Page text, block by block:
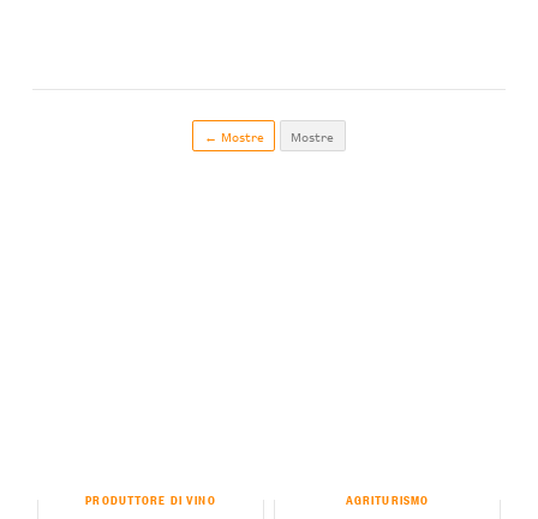
← Mostre Mostre
PRODUTTORE DI VINO AGRITURISMO